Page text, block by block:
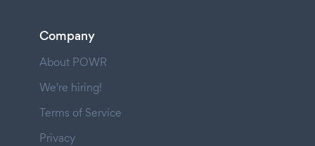
Company
About POWR
We're hiring!
Terms of Service
Privacy